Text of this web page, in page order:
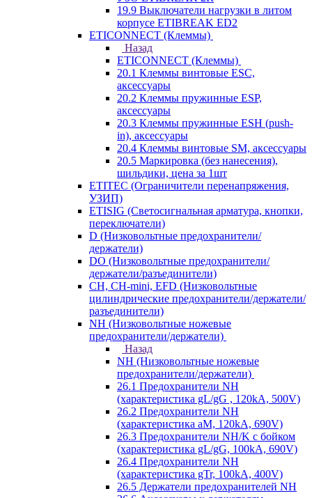
19.9 Выключатели нагрузки в литом
корпусе ETIBREAK ED2
ETICONNECT (Клеммы)
Назад
ETICONNECT (Клеммы)
20.1 Клеммы винтовые ESC,
аксессуары
20.2 Клеммы пружинные ESP,
аксессуары
20.3 Клеммы пружинные ESH (push-
in), аксессуары
20.4 Клеммы винтовые SM, аксессуары
20.5 Маркировка (без нанесения),
шильдики, цена за 1шт
ETITEC (Ограничители перенапряжения,
УЗИП)
ETISIG (Светосигнальная арматура, кнопки,
переключатели)
D (Низковольтные предохранители/
держатели)
DO (Низковольтные предохранители/
держатели/разъединители)
CH, CH-mini, EFD (Низковольтные
цилиндрические предохранители/держатели/
разъединители)
NH (Низковольтные ножевые
предохранители/держатели)
Назад
NH (Низковольтные ножевые
предохранители/держатели)
26.1 Предохранители NH
(характеристика gL/gG , 120kA, 500V)
26.2 Предохранители NH
(характеристика aM, 120kA, 690V)
26.3 Предохранители NH/K с бойком
(характеристика gL/gG, 100kA, 690V)
26.4 Предохранители NH
(характеристика gTr, 100kA, 400V)
26.5 Держатели предохранителей NH